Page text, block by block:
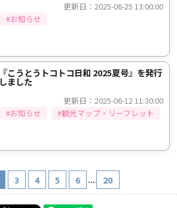
更新日：2025-06-25 13:00:00
#お知らせ
『こうとうトコトコ日和 2025夏号』を発行
しました
更新日：2025-06-12 11:30:00
#お知らせ
#観光マップ・リーフレット
3 4 5 6 ... 20